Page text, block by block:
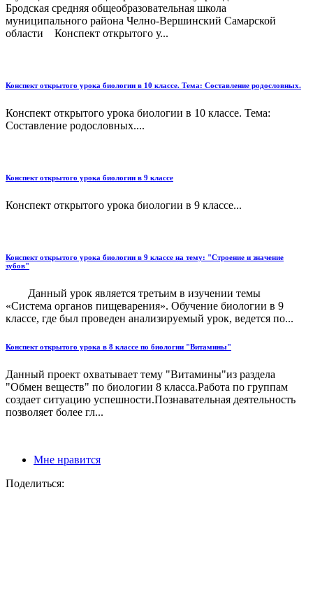
Бродская средняя общеобразовательная школа
муниципального района Челно-Вершинский Самарской
области Конспект открытого у...
Конспект открытого урока биологии в 10 классе. Тема: Составление родословных.
Конспект открытого урока биологии в 10 классе. Тема:
Составление родословных....
Конспект открытого урока биологии в 9 классе
Конспект открытого урока биологии в 9 классе...
Конспект открытого урока биологии в 9 классе на тему: "Строение и значение
зубов"
Данный урок является третьим в изучении темы
«Система органов пищеварения». Обучение биологии в 9
классе, где был проведен анализируемый урок, ведется по...
Конспект открытого урока в 8 классе по биологии "Витамины"
Данный проект охватывает тему "Витамины"из раздела
"Обмен веществ" по биологии 8 класса.Работа по группам
создает ситуацию успешности.Познавательная деятельность
позволяет более гл...
Мне нравится
Поделиться: